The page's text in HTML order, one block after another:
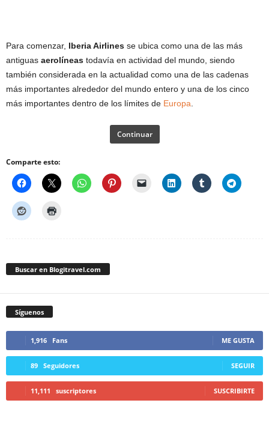
Para comenzar, Iberia Airlines se ubica como una de las más
antiguas aerolíneas todavía en actividad del mundo, siendo
también considerada en la actualidad como una de las cadenas
más importantes alrededor del mundo entero y una de los cinco
más importantes dentro de los límites de Europa
Continuar
Comparte esto:
Buscar en Blogitravel.com
Síguenos
1,916 Fans ME GUSTA
89 Seguidores SEGUIR
11,111 suscriptores SUSCRIBIRTE